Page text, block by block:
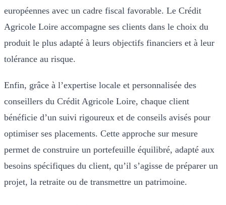
européennes avec un cadre fiscal favorable. Le Crédit
Agricole Loire accompagne ses clients dans le choix du
produit le plus adapté à leurs objectifs financiers et à leur
tolérance au risque.
Enfin, grâce à l’expertise locale et personnalisée des
conseillers du Crédit Agricole Loire, chaque client
bénéficie d’un suivi rigoureux et de conseils avisés pour
optimiser ses placements. Cette approche sur mesure
permet de construire un portefeuille équilibré, adapté aux
besoins spécifiques du client, qu’il s’agisse de préparer un
projet, la retraite ou de transmettre un patrimoine.